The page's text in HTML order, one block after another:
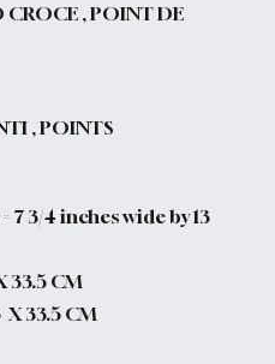
CROCE , POINT DE
, POINTS
7 3/4 inches wide by 13
33.5 CM
X 33.5 CM